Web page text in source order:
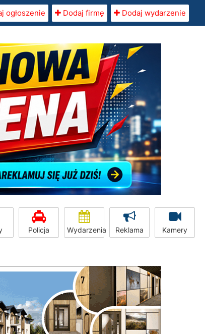
ogłoszenie Dodaj firmę Dodaj wydarzenie
Policja Wydarzenia Reklama Kamery